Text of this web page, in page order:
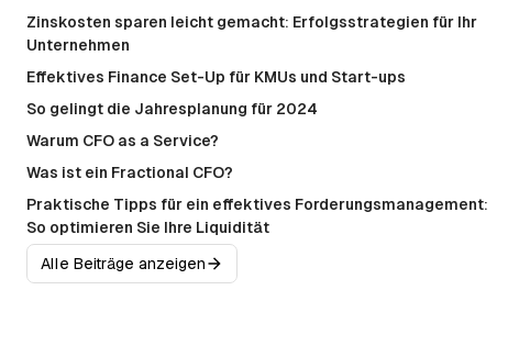
Zinskosten sparen leicht gemacht: Erfolgsstrategien für Ihr
Unternehmen
Effektives Finance Set-Up für KMUs und Start-ups
So gelingt die Jahresplanung für 2024
Warum CFO as a Service?
Was ist ein Fractional CFO?
Praktische Tipps für ein effektives Forderungsmanagement:
So optimieren Sie Ihre Liquidität
Alle Beiträge anzeigen